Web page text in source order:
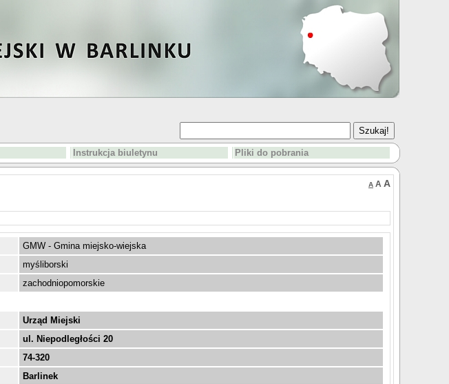
Instrukcja biuletynu Pliki do pobrania
A A A
GMW - Gmina miejsko-wiejska
myśliborski
zachodniopomorskie
Urząd Miejski
ul. Niepodległości 20
74-320
Barlinek